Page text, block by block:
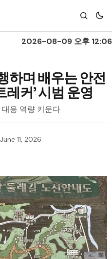
2026-08-09 오후 12:06
하며 배우는 안전
커’ 시범 운영
응 역량 키운다
June 11, 2026